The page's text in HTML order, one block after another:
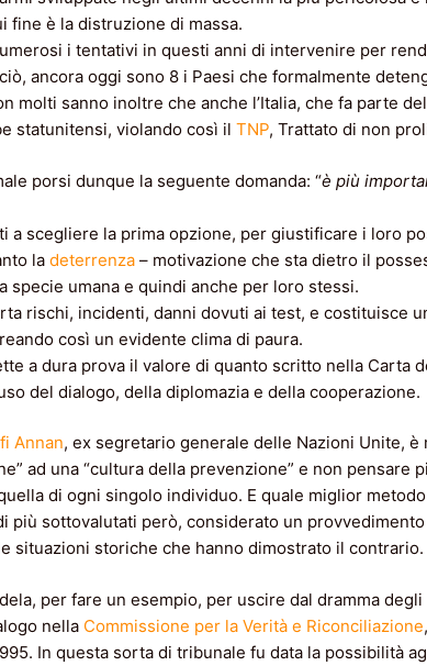
fine è la distruzione di massa.
i tentativi in questi anni di intervenire per
ancora oggi sono 8 i Paesi che formalmente
molti sanno inoltre che anche l’Italia, che fa parte
statunitensi, violando così il TNP, Trattato di non
porsi dunque la seguente domanda: “è più
a scegliere la prima opzione, per giustificare i loro
la deterrenza – motivazione che sta dietro il
specie umana e quindi anche per loro stessi.
rischi, incidenti, danni dovuti ai test, e costituisce
così un evidente clima di paura.
a dura prova il valore di quanto scritto nella Carta
del dialogo, della diplomazia e della cooperazione.
Annan, ex segretario generale delle Nazioni Unite, è
ad una “cultura della prevenzione” e non pensare
di ogni singolo individuo. E quale miglior
più sottovalutati però, considerato un
situazioni storiche che hanno dimostrato il contrario.
per fare un esempio, per uscire dal dramma
nella Commissione per la Verità e Riconciliazione
In questa sorta di tribunale fu data la possibilità